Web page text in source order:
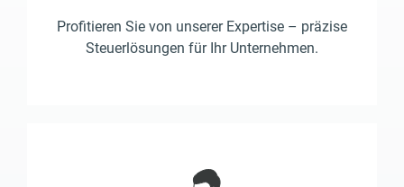
Profitieren Sie von unserer Expertise – präzise
Steuerlösungen für Ihr Unternehmen.